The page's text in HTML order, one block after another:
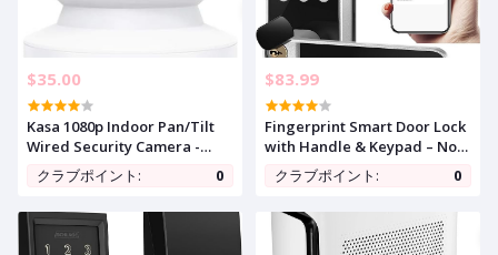
$35.00
Kasa 1080p Indoor Pan/Tilt
Wired Security Camera -
Works as a Baby & Pet
Monitor, Motion Detection &
Night Vision, Subscription-
Free Local Storage or
クラブポイント: 0
$83.99
Fingerprint Smart Door Lock
with Handle & Keypad – No
More Lost Keys, Keyless Entry
& Remote Access for Home,
Property, DIY Install, Alexa &
Google Compatible
クラブポイント: 0